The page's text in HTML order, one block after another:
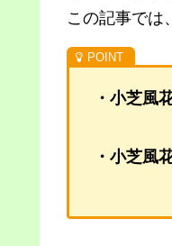
この記事では、
・小芝風
・小芝風